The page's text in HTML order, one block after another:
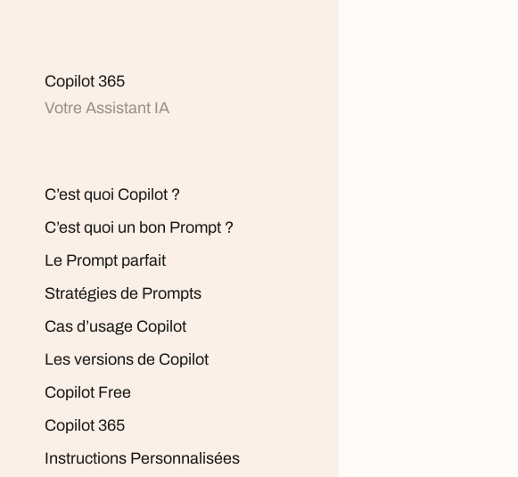
Copilot 365
Votre Assistant IA
C’est quoi Copilot ?
C’est quoi un bon Prompt ?
Le Prompt parfait
Stratégies de Prompts
Cas d’usage Copilot
Les versions de Copilot
Copilot Free
Copilot 365
Instructions Personnalisées